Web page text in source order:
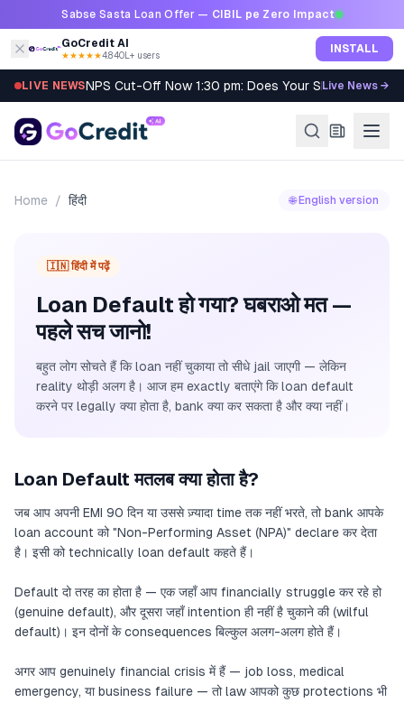
Skip to contentSabse Sasta Loan Offer — CIBIL pe Zero Impact
GoCredit AI
★★★★★4.8·40L+ users INSTALL
LIVE NEWSNPS Cut-Off Now 1:30 pm: Does Your SIP Qualify?
Live News →
Home / हिंदी 🌐 English version
🇮🇳 हिंदी में पढ़ें
Loan Default हो गया? घबराओ मत —
पहले सच जानो!
बहुत लोग सोचते हैं कि loan नहीं चुकाया तो सीधे jail जाएगी — लेकिन
reality थोड़ी अलग है। आज हम exactly बताएंगे कि loan default
करने पर legally क्या होता है, bank क्या कर सकता है और क्या नहीं।
Loan Default मतलब क्या होता है?
जब आप अपनी EMI 90 दिन या उससे ज़्यादा time तक नहीं भरते, तो bank आपके
loan account को "Non-Performing Asset (NPA)" declare कर देता
है। इसी को technically loan default कहते हैं।
Default दो तरह का होता है — एक जहाँ आप financially struggle कर रहे हो
(genuine default), और दूसरा जहाँ intention ही नहीं है चुकाने की (wilful
default)। इन दोनों के consequences बिल्कुल अलग-अलग होते हैं।
अगर आप genuinely financial crisis में हैं — job loss, medical
emergency, या business failure — तो law आपको कुछ protections भी